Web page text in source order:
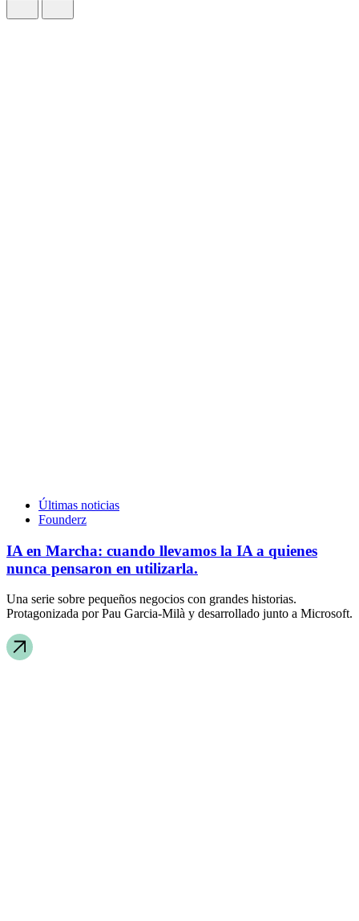
Últimas noticias
Founderz
IA en Marcha: cuando llevamos la IA a quienes
nunca pensaron en utilizarla.
Una serie sobre pequeños negocios con grandes historias.
Protagonizada por Pau Garcia-Milà y desarrollado junto a Microsoft.